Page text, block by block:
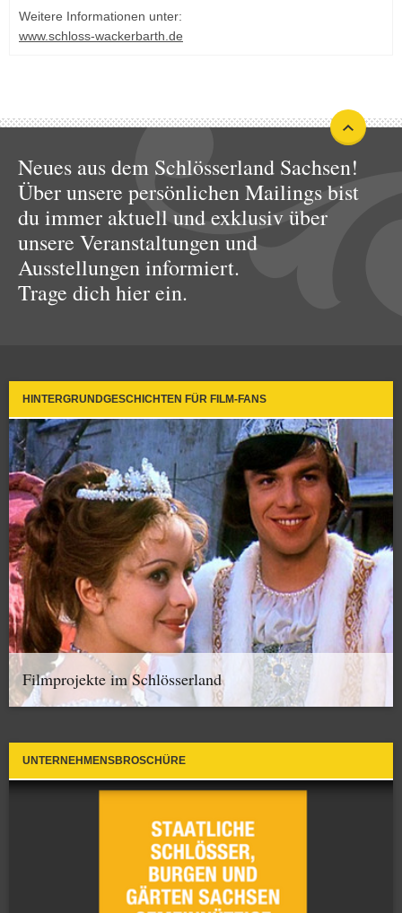
Weitere Informationen unter:
www.schloss-wackerbarth.de
Neues aus dem Schlösserland Sachsen!
Über unsere persönlichen Mailings bist
du immer aktuell und exklusiv über
unsere Veranstaltungen und
Ausstellungen informiert.
Trage dich hier ein.
HINTERGRUNDGESCHICHTEN FÜR FILM-FANS
Filmprojekte im Schlösserland
UNTERNEHMENSBROSCHÜRE